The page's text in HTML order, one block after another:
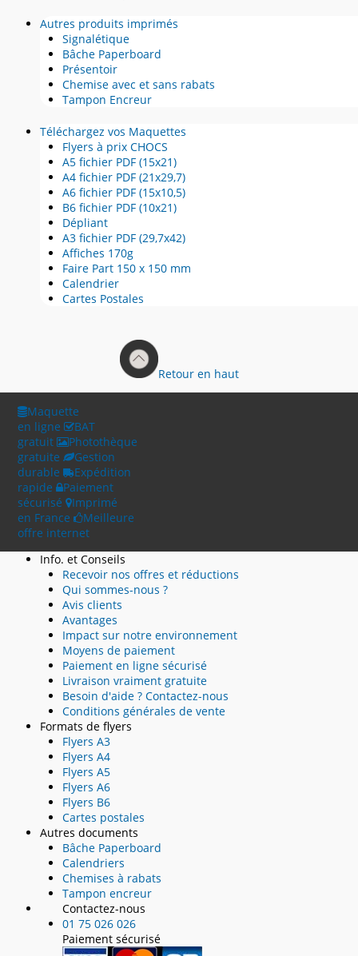
Autres produits imprimés
Signalétique
Bâche Paperboard
Présentoir
Chemise avec et sans rabats
Tampon Encreur
Téléchargez vos Maquettes
Flyers à prix CHOCS
A5 fichier PDF (15x21)
A4 fichier PDF (21x29,7)
A6 fichier PDF (15x10,5)
B6 fichier PDF (10x21)
Dépliant
A3 fichier PDF (29,7x42)
Affiches 170g
Faire Part 150 x 150 mm
Calendrier
Cartes Postales
Retour en haut
Maquette
en ligne
BAT
gratuit
Photothèque
gratuite
Gestion
durable
Expédition
rapide
Paiement
sécurisé
Imprimé
en France
Meilleure
offre internet
Info. et Conseils
Recevoir nos offres et réductions
Qui sommes-nous ?
Avis clients
Avantages
Impact sur notre environnement
Moyens de paiement
Paiement en ligne sécurisé
Livraison vraiment gratuite
Besoin d'aide ? Contactez-nous
Conditions générales de vente
Formats de flyers
Flyers A3
Flyers A4
Flyers A5
Flyers A6
Flyers B6
Cartes postales
Autres documents
Bâche Paperboard
Calendriers
Chemises à rabats
Tampon encreur
Contactez-nous
01 75 026 026
Paiement sécurisé